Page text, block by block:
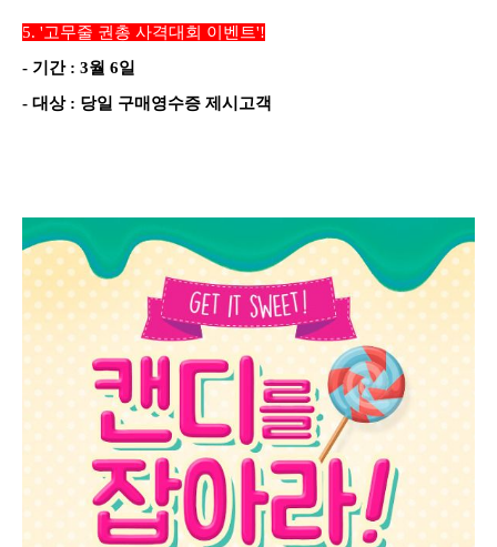
5. '고무줄 권총 사격대회 이벤트'!
- 기간: 3월 6일
- 대상: 당일 구매영수증 제시 고객